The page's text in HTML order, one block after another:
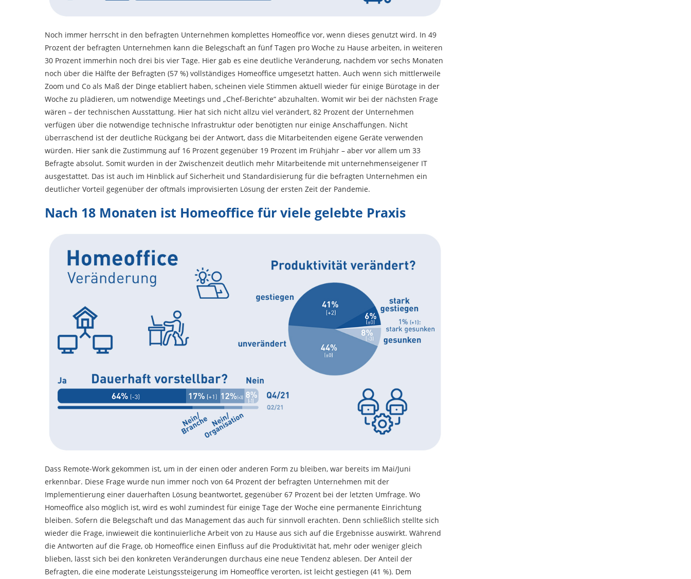
Noch immer herrscht in den befragten Unternehmen komplettes Homeoffice vor, wenn dieses genutzt wird. In 49
Prozent der befragten Unternehmen kann die Belegschaft an fünf Tagen pro Woche zu Hause arbeiten, in weiteren
30 Prozent immerhin noch drei bis vier Tage. Hier gab es eine deutliche Veränderung, nachdem vor sechs Monaten
noch über die Hälfte der Befragten (57 %) vollständiges Homeoffice umgesetzt hatten. Auch wenn sich mittlerweile
Zoom und Co als Maß der Dinge etabliert haben, scheinen viele Stimmen aktuell wieder für einige Bürotage in der
Woche zu plädieren, um notwendige Meetings und „Chef-Berichte“ abzuhalten. Womit wir bei der nächsten Frage
wären – der technischen Ausstattung. Hier hat sich nicht allzu viel verändert, 82 Prozent der Unternehmen
verfügen über die notwendige technische Infrastruktur oder benötigten nur einige Anschaffungen. Nicht
überraschend ist der deutliche Rückgang bei der Antwort, dass die Mitarbeitenden eigene Geräte verwenden
würden. Hier sank die Zustimmung auf 16 Prozent gegenüber 19 Prozent im Frühjahr – aber vor allem um 33
Befragte absolut. Somit wurden in der Zwischenzeit deutlich mehr Mitarbeitende mit unternehmenseigener IT
ausgestattet. Das ist auch im Hinblick auf Sicherheit und Standardisierung für die befragten Unternehmen ein
deutlicher Vorteil gegenüber der oftmals improvisierten Lösung der ersten Zeit der Pandemie.
Nach 18 Monaten ist Homeoffice für viele gelebte Praxis
Dass Remote-Work gekommen ist, um in der einen oder anderen Form zu bleiben, war bereits im Mai/Juni
erkennbar. Diese Frage wurde nun immer noch von 64 Prozent der befragten Unternehmen mit der
Implementierung einer dauerhaften Lösung beantwortet, gegenüber 67 Prozent bei der letzten Umfrage. Wo
Homeoffice also möglich ist, wird es wohl zumindest für einige Tage der Woche eine permanente Einrichtung
bleiben. Sofern die Belegschaft und das Management das auch für sinnvoll erachten. Denn schließlich stellte sich
wieder die Frage, inwieweit die kontinuierliche Arbeit von zu Hause aus sich auf die Ergebnisse auswirkt. Während
die Antworten auf die Frage, ob Homeoffice einen Einfluss auf die Produktivität hat, mehr oder weniger gleich
blieben, lässt sich bei den konkreten Veränderungen durchaus eine neue Tendenz ablesen. Der Anteil der
Befragten, die eine moderate Leistungssteigerung im Homeoffice verorten, ist leicht gestiegen (41 %). Dem